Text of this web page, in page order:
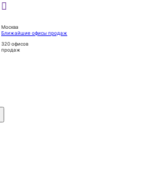
Москва
Ближайшие офисы продаж
320 офисов
продаж